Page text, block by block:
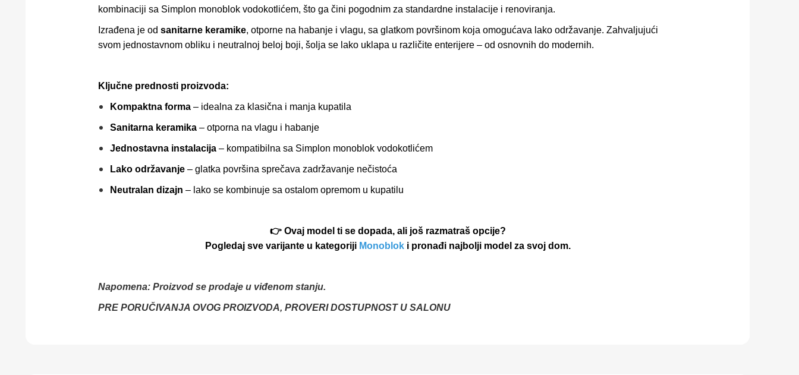
kombinaciji sa Simplon monoblok vodokotlićem, što ga čini pogodnim za standardne instalacije i renoviranja.
Izrađena je od sanitarne keramike, otporne na habanje i vlagu, sa glatkom površinom koja omogućava lako održavanje. Zahvaljujući
svom jednostavnom obliku i neutralnoj beloj boji, šolja se lako uklapa u različite enterijere – od osnovnih do modernih.
Ključne prednosti proizvoda:
Kompaktna forma– idealna za klasična i manja kupatila
Sanitarna keramika– otporna na vlagu i habanje
Jednostavna instalacija– kompatibilna sa Simplon monoblok vodokotlićem
Lako održavanje– glatka površina sprečava zadržavanje nečistoća
Neutralan dizajn – lako se kombinuje sa ostalom opremom u kupatilu
👉 Ovaj model ti se dopada, ali još razmatraš opcije?
Pogledaj sve varijante u kategoriji Monobloki pronađi najbolji model za svoj dom.
Napomena: Proizvod se prodaje u viđenom stanju.
PRE PORUČIVANJA OVOG PROIZVODA, PROVERI DOSTUPNOST U SALONU